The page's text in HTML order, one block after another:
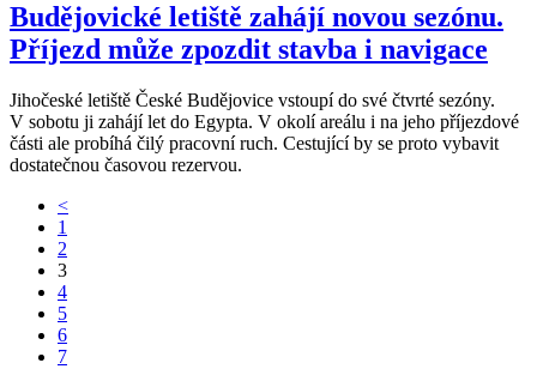
Budějovické letiště zahájí novou sezónu.
Příjezd může zpozdit stavba i navigace
Jihočeské letiště České Budějovice vstoupí do své čtvrté sezóny.
V sobotu ji zahájí let do Egypta. V okolí areálu i na jeho příjezdové
části ale probíhá čilý pracovní ruch. Cestující by se proto vybavit
dostatečnou časovou rezervou.
<
1
2
3
4
5
6
7